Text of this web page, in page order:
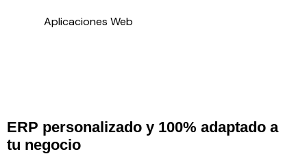
Aplicaciones Web
ERP personalizado y 100% adaptado a
tu negocio